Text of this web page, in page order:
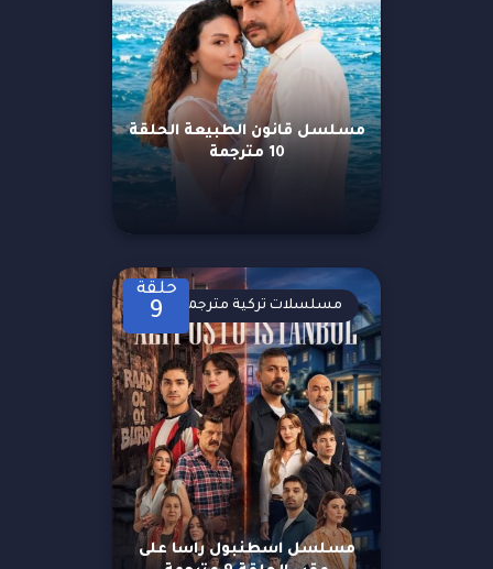
مسلسل قانون الطبيعة الحلقة
10 مترجمة
حلقة
9
مسلسل اسطنبول راسا على
مسلسلات تركية مترجمة